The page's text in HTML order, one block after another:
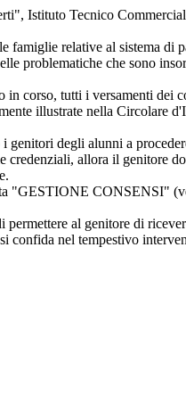
Istituto Tecnico
famiglie relative al sistema di
problematiche che sono
in corso, tutti i versamenti
illustrate nella Circolare
i genitori degli alunni a
credenziali, allora il genitore
"GESTIONE CONSENSI"
permettere al genitore di
confida nel tempestivo